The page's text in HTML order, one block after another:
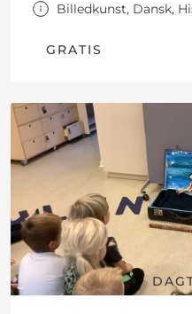
Billedkunst, Dansk,
GRATIS